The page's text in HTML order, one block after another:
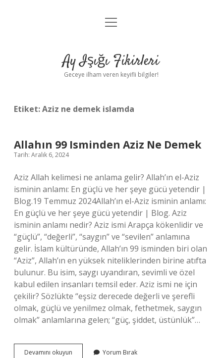
Anasayfa
Yasal Uyarı
menüyü
Ay Işığı Fikirleri
Geceye ilham veren keyifli bilgiler!
Etiket:Aziz ne demek islamda
Allahın 99 Isminden Aziz Ne Demek
Tarih: Aralık 6, 2024
Aziz Allah kelimesi ne anlama gelir? Allah’ın el-Aziz
isminin anlamı: En güçlü ve her şeye gücü yetendir |
Blog.19 Temmuz 2024Allah’ın el-Aziz isminin anlamı:
En güçlü ve her şeye gücü yetendir | Blog. Aziz
isminin anlamı nedir? Aziz ismi Arapça kökenlidir ve
“güçlü”, “değerli”, “saygın” ve “sevilen” anlamına
gelir. İslam kültüründe, Allah’ın 99 isminden biri olan
“Aziz”, Allah’ın en yüksek niteliklerinden birine atıfta
bulunur. Bu isim, saygı uyandıran, sevimli ve özel
kabul edilen insanları temsil eder. Aziz ismi ne için
çekilir? Sözlükte “eşsiz derecede değerli ve şerefli
olmak, güçlü ve yenilmez olmak, fethetmek, saygın
olmak” anlamlarına gelen; “güç, şiddet, üstünlük”…
Devamını okuyun Yorum Bırak